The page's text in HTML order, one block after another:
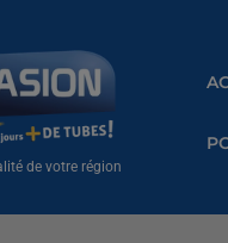
de votre région